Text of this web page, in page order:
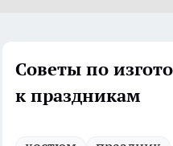
Советы по
к праздникам